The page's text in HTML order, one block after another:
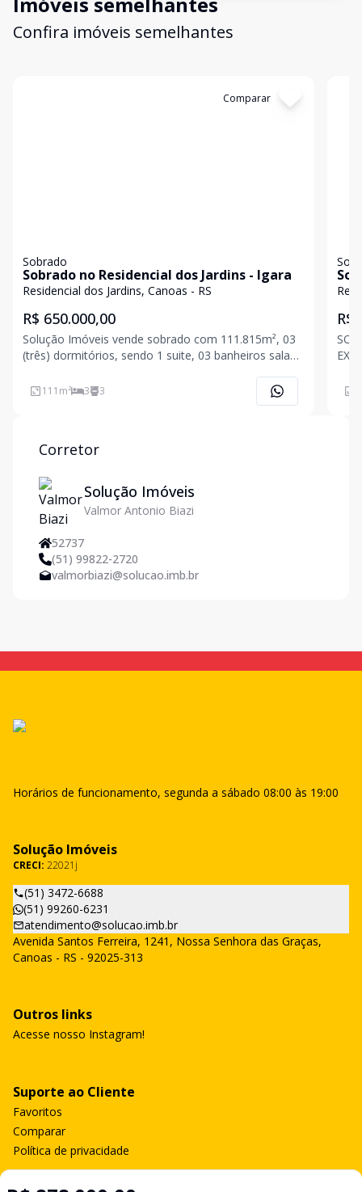
Confira imóveis semelhantes
Comparar
Sobrado
Sobrado no Residencial dos Jardins - Igara
Residencial dos Jardins, Canoas - RS
R$ 650.000,00
Solução Imóveis vende sobrado com 111.815m², 03
(três) dormitórios, sendo 1 suite, 03 banheiros sala
laminado em toda a extensão e cerâmico na área da
churrasqueira e lavanderia com orientação solar No
111 m² 3 3
R$
Corretor
Solução Imóveis
Valmor Antonio Biazi
52737
(51) 99822-2720
valmorbiazi@solucao.imb.br
Horários de funcionamento, segunda a sábado 08:00 às 19:00
Solução Imóveis
CRECI: 22021j
(51) 3472-6688
(51) 99260-6231
atendimento@solucao.imb.br
Avenida Santos Ferreira, 1241, Nossa Senhora das Graças,
Canoas - RS - 92025-313
Outros links
Acesse nosso Instagram!
Suporte ao Cliente
Favoritos
Comparar
Política de privacidade